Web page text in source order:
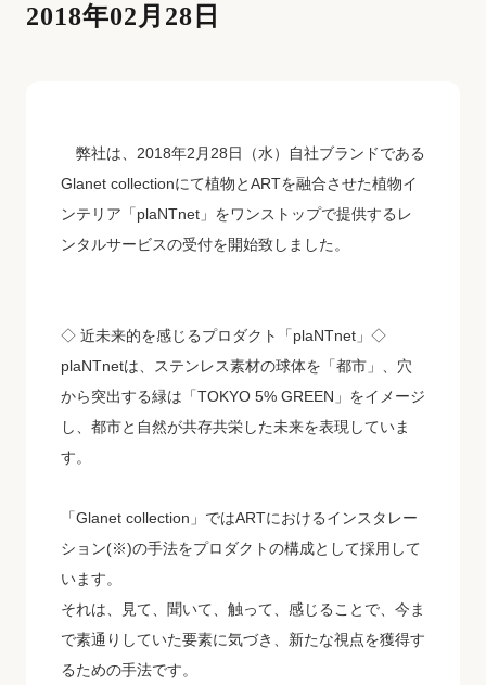
2018年02月28日
弊社は、2018年2月28日（水）自社ブランドである
Glanet collectionにて植物とARTを融合させた植物イ
ンテリア「plaNTnet」をワンストップで提供するレ
ンタルサービスの受付を開始致しました。
◇ 近未来的を感じるプロダクト「plaNTnet」◇
plaNTnetは、ステンレス素材の球体を「都市」、穴
から突出する緑は「TOKYO 5% GREEN」をイメージ
し、都市と自然が共存共栄した未来を表現していま
す。
「Glanet collection」ではARTにおけるインスタレー
ション(※)の手法をプロダクトの構成として採用して
います。
それは、見て、聞いて、触って、感じることで、今ま
で素通りしていた要素に気づき、新たな視点を獲得す
るための手法です。